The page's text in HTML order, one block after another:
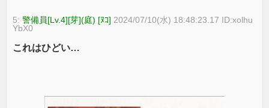
5:警備員[Lv.4][芽](庭) [ﾇｺ] 2024/07/10(水) 18:48:23.17 ID:xolhu
YbX0
これはひどい…